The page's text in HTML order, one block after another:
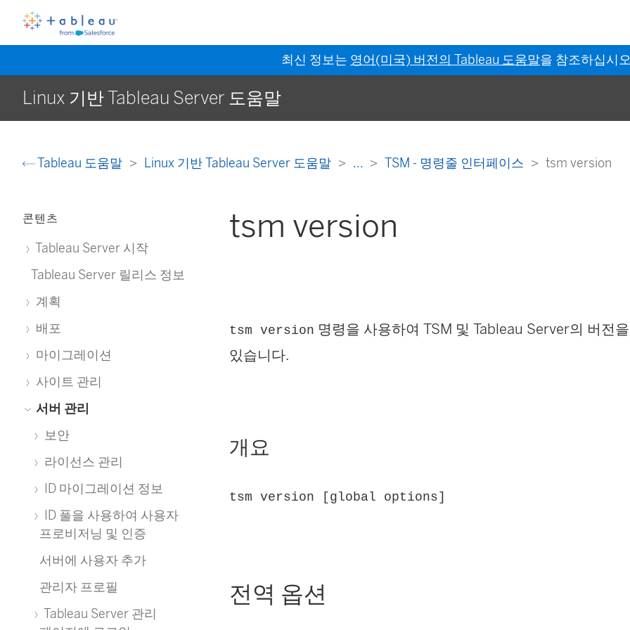
최신 정보는 영어(미국) 버전의 Tableau 도움말을 참조하십시
Linux 기반 Tableau Server 도움말
Tableau 도움말 Linux 기반 Tableau Server 도움말 ... TSM - 명령줄 인터페이스 tsm version
콘텐츠
Tableau Server 시작
Tableau Server 릴리스 정보
계획
배포
마이그레이션
사이트 관리
서버 관리
보안
라이선스 관리
ID 마이그레이션 정보
ID 풀을 사용하여 사용자
프로비저닝 및 인증
서버에 사용자 추가
관리자 프로필
Tableau Server 관리
tsm version
tsm version 명령을 사용하여 TSM 및 Tableau Server의 버전
있습니다.
개요
tsm version [global options]
전역 옵션